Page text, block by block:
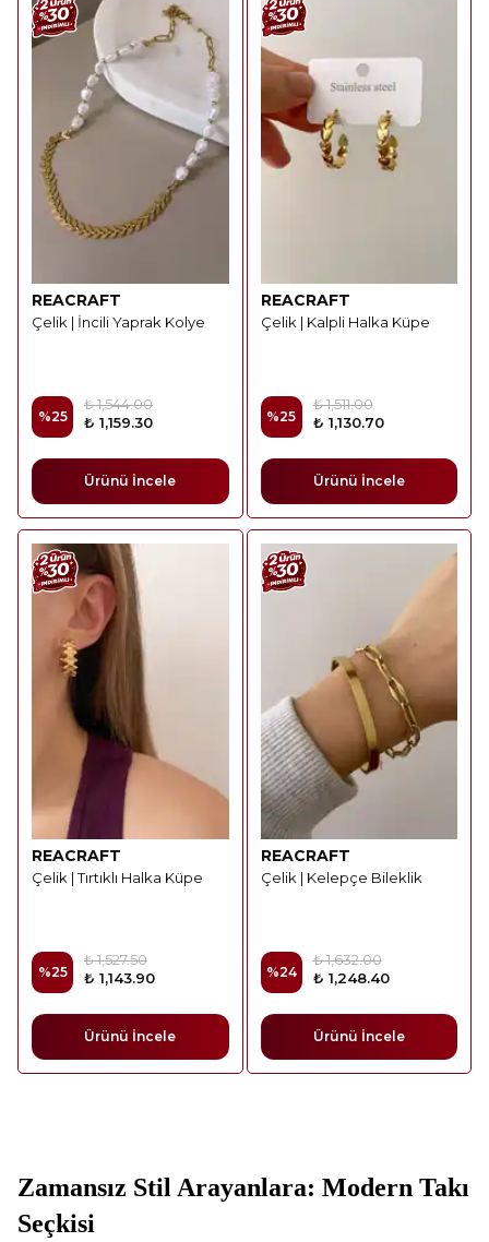
REACRAFT
Çelik | İncili Yaprak Kolye
%25
₺ 1,544.00
₺ 1,159.30
Ürünü İncele
REACRAFT
Çelik | Kalpli Halka Küpe
%25
₺ 1,511.00
₺ 1,130.70
Ürünü İncele
REACRAFT
Çelik | Tırtıklı Halka Küpe
%25
₺ 1,527.50
₺ 1,143.90
Ürünü İncele
REACRAFT
Çelik | Kelepçe Bileklik
%24
₺ 1,632.00
₺ 1,248.40
Ürünü İncele
Zamansız Stil Arayanlara: Modern Takı
Seçkisi